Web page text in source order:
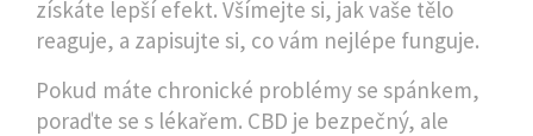
získáte lepší efekt. Všímejte si, jak vaše tělo
reaguje, a zapisujte si, co vám nejlépe funguje.
Pokud máte chronické problémy se spánkem,
poraďte se s lékařem. CBD je bezpečný, ale